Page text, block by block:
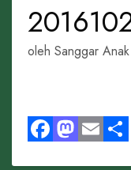
oleh Sanggar